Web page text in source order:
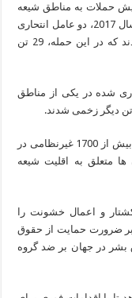
حملات به مناطق شیعه
نشین افغانستان هستیم. در ابتدای ماه اگوست سال 2017، دو عامل انتحاری
به مسجد شیعیان در غرب شهر هرات حمله کردند که در این حمله، 29 تن
شده در یکی از مناطق
به گفته سازمان ملل متحد، تاکنون در سال جاری بیش از 1700 غیرنظامی در
متعلق به اقلیت شیعه
و اعمال خشونت را
بر ضرورت حمایت از حقوق
بشر در جهان بر ضد گروه